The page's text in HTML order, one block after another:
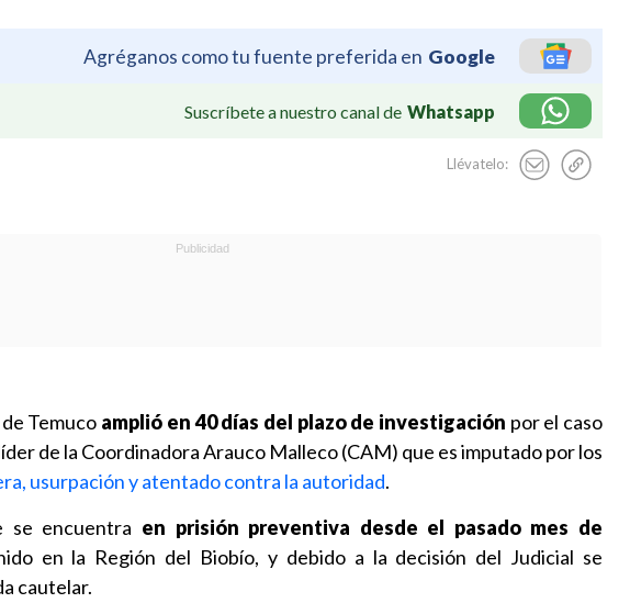
Agréganos como tu fuente preferida en Google
Suscríbete a nuestro canal de Whatsapp
Llévatelo:
Temuco amplió en 40 días del plazo de investigación por el caso
de la Coordinadora Arauco Malleco (CAM) que es imputado por los
usurpación y atentado contra la autoridad.
se encuentra en prisión preventiva desde el pasado mes de
en la Región del Biobío, y debido a la decisión del Judicial se
cautelar.